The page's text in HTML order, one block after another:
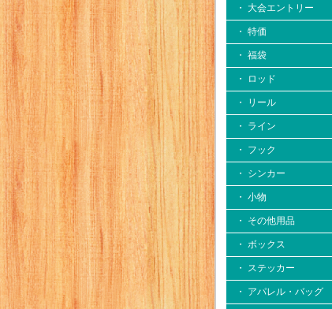
・ 大会エントリー
・ 特価
・ 福袋
・ ロッド
・ リール
・ ライン
・ フック
・ シンカー
・ 小物
・ その他用品
・ ボックス
・ ステッカー
・ アパレル・バッグ